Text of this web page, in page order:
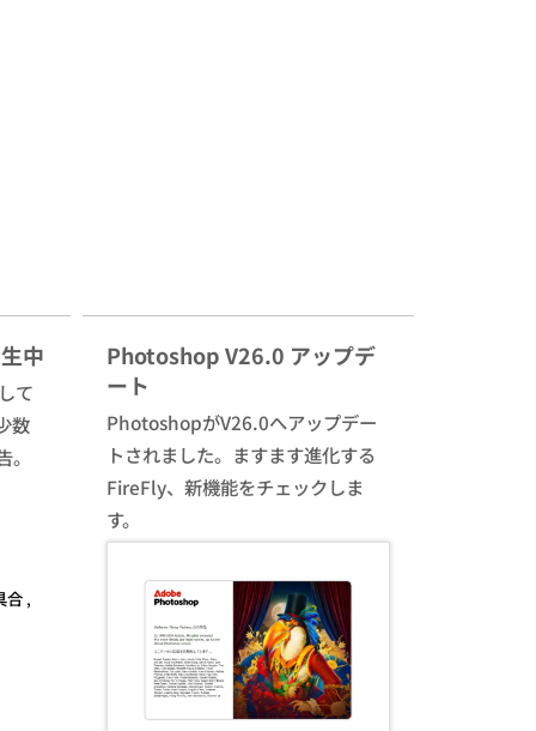
中
て
数
合 ,
Photoshop V26.0 アップデ
ート
PhotoshopがV26.0へアップデー
トされました。ますます進化する
FireFly、新機能をチェックしま
す。